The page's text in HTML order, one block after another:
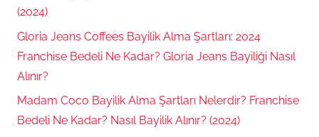
(2024)
Gloria Jeans Coffees Bayilik Alma Şartları: 2024
Franchise Bedeli Ne Kadar? Gloria Jeans Bayiliği Nasıl
Alınır?
Madam Coco Bayilik Alma Şartları Nelerdir? Franchise
Bedeli Ne Kadar? Nasıl Bayilik Alınır? (2024)